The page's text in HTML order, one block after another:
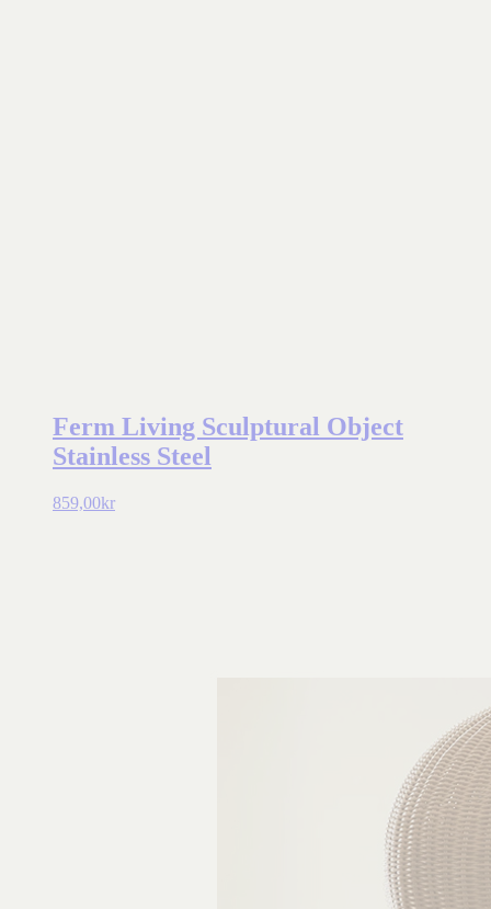
Ferm Living Sculptural Object
Stainless Steel
859,00kr